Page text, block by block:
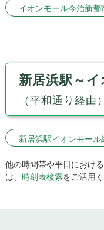
イオンモール今治新
新居浜駅～
（平和通り経由）
新居浜駅イオンモー
他の時間帯や平日におけ
は、 時刻表検索をご活用く